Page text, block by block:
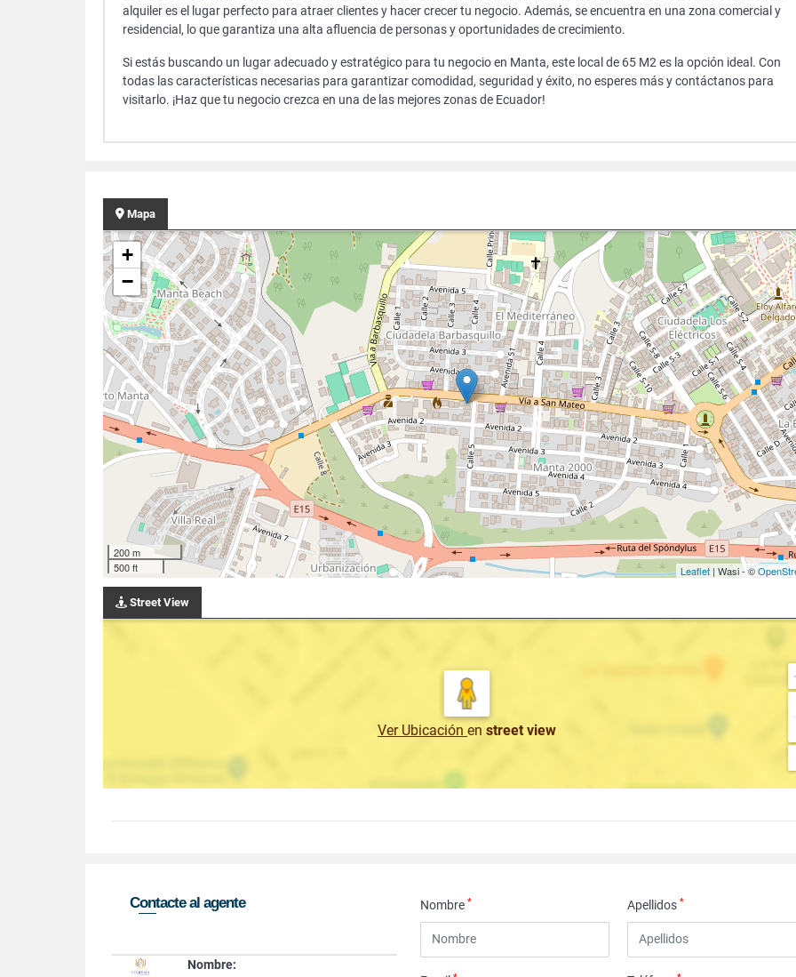
alquiler es el lugar perfecto para atraer clientes y hacer crecer tu negocio. Además, se encuentra en una zona comercial y
residencial, lo que garantiza una alta afluencia de personas y oportunidades de crecimiento.
Si estás buscando un lugar adecuado y estratégico para tu negocio en Manta, este local de 65 M2 es la opción ideal. Con
todas las características necesarias para garantizar comodidad, seguridad y éxito, no esperes más y contáctanos para
visitarlo. ¡Haz que tu negocio crezca en una de las mejores zonas de Ecuador!
Mapa
+
−
200 m
500 ft
Leaflet | Wasi - ©
Street View
Ver Ubicación en street view
Contacte al agente
Nombre:
Nombre* Apellidos*